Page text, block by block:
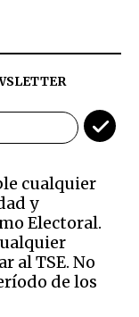
cualquier
y
Electoral.
al TSE. No
de los